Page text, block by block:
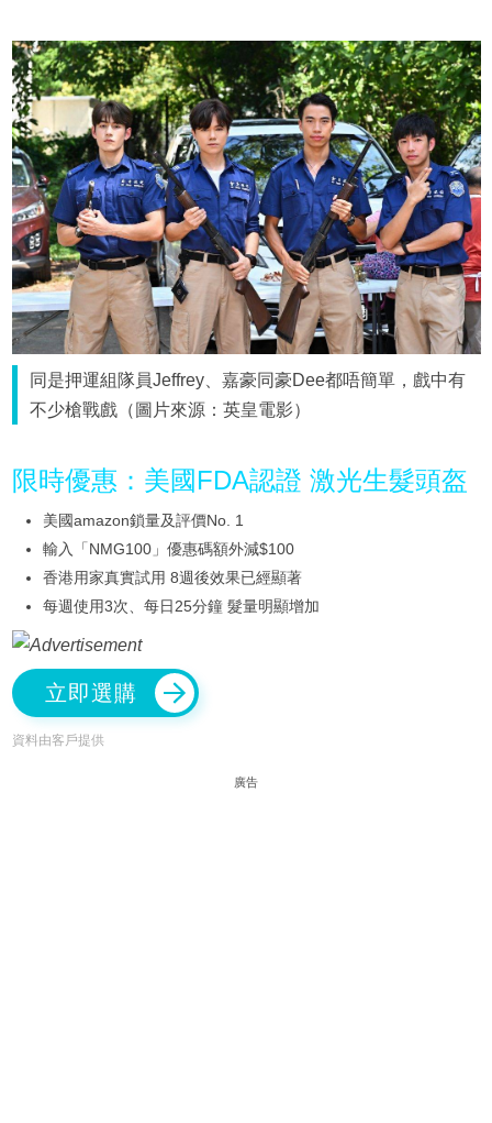
同是押運組隊員Jeffrey、嘉豪同豪Dee都唔簡單，戲中有
不少槍戰戲（圖片來源：英皇電影）
限時優惠：美國FDA認證 激光生髮頭盔
美國amazon鎖量及評價No. 1
輸入「NMG100」優惠碼額外減$100
香港用家真實試用 8週後效果已經顯著
每週使用3次、每日25分鐘 髮量明顯增加
立即選購
資料由客戶提供
廣告